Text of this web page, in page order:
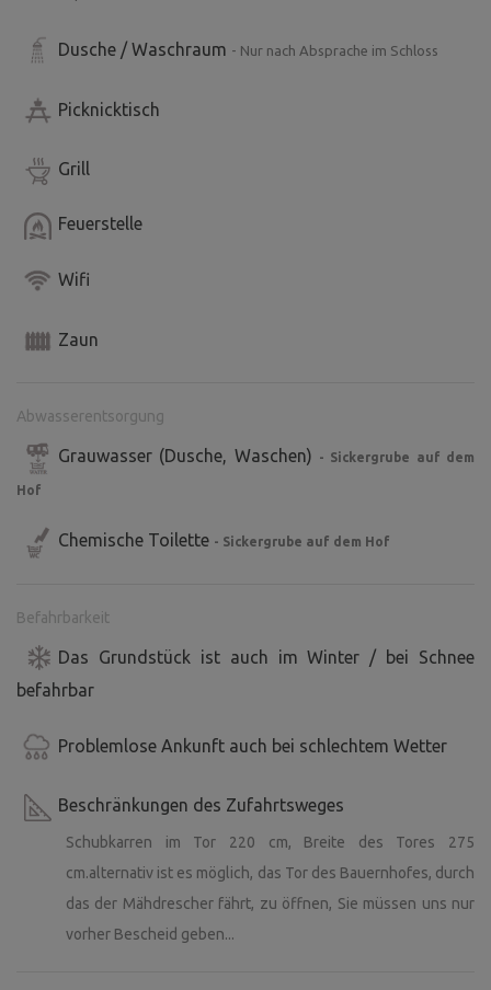
Dusche / Waschraum - Nur nach Absprache im Schloss
Picknicktisch
Grill
Feuerstelle
Wifi
Zaun
Abwasserentsorgung
Grauwasser (Dusche, Waschen) - Sickergrube auf dem
Hof
Chemische Toilette - Sickergrube auf dem Hof
Befahrbarkeit
Das Grundstück ist auch im Winter / bei Schnee
befahrbar
Problemlose Ankunft auch bei schlechtem Wetter
Beschränkungen des Zufahrtsweges
Schubkarren im Tor 220 cm, Breite des Tores 275
cm.alternativ ist es möglich, das Tor des Bauernhofes, durch
das der Mähdrescher fährt, zu öffnen, Sie müssen uns nur
vorher Bescheid geben...